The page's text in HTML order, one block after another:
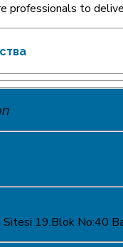
professionals to
19.Blok No:40